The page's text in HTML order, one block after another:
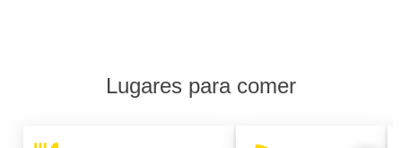
Lugares para comer